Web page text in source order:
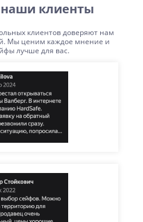
наши клиенты
клиентов доверяют нам
Мы ценим каждое мнение и
лучше для вас.